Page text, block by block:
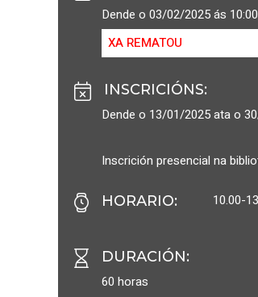
Dende o 03/02/2025 ás
XA REMATOU
INSCRICIÓNS:
Dende o 13/01/2025 ata o
Inscrición presencial na
HORARIO: 10.00-
DURACIÓN:
60 horas